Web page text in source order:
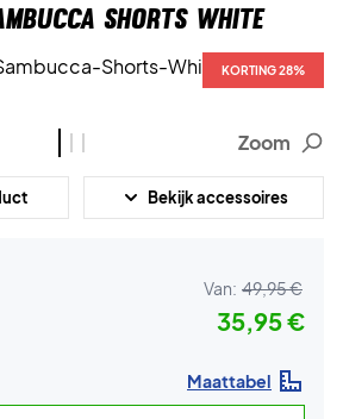
Shorts White
KORTING 28%
KORTING 28%
KORTING 28%
Zoom
Bekijk accessoires
Van: 49,95 €
35,95 €
Maattabel